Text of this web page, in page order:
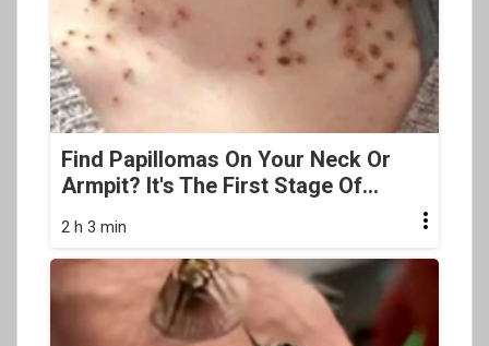
Find Papillomas On Your Neck Or
Armpit? It's The First Stage Of...
2 h 3 min